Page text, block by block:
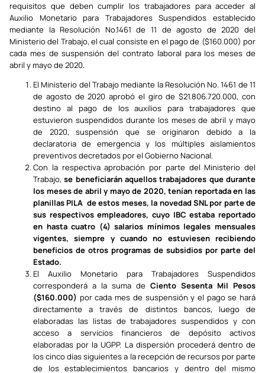
requisitos que deben cumplir los trabajadores para acceder al
Auxilio Monetario para Trabajadores Suspendidos establecido
mediante la Resolución No.1461 de 11 de agosto de 2020 del
Ministerio del Trabajo, el cual consiste en el pago de ($160.000) por
cada mes de suspensión del contrato laboral para los meses de
abril y mayo de 2020.
El Ministerio del Trabajo mediante la Resolución No. 1461 de 11
de agosto de 2020 aprobó el giro de $21.806.720.000, con
destino al pago de los auxilios para trabajadores que
estuvieron suspendidos durante los meses de abril y mayo
de 2020, suspensión que se originaron debido a la
declaratoria de emergencia y los múltiples aislamientos
preventivos decretados por el Gobierno Nacional.
Con la respectiva aprobación por parte del Ministerio del
Trabajo,se beneficiarán aquellos trabajadores que durante
los meses de abril y mayo de 2020, tenían reportada en las
planillas PILA de estos meses, la novedad SNL por parte de
sus respectivos empleadores, cuyo IBC estaba reportado
en hasta cuatro (4) salarios mínimos legales mensuales
vigentes, siempre y cuando no estuviesen recibiendo
beneficios de otros programas de subsidios por parte del
Estado.
El Auxilio Monetario para Trabajadores Suspendidos
corresponderá a la suma de Ciento Sesenta Mil Pesos
($160.000) por cada mes de suspensión y el pago se hará
directamente a través de distintos bancos, luego de
elaboradas las listas de trabajadores suspendidos y con
acceso a servicios financieros de depósito activos
elaboradas por la UGPP. La dispersión procederá dentro de
los cinco días siguientes a la recepción de recursos por parte
de los establecimientos bancarios y dentro del mismo